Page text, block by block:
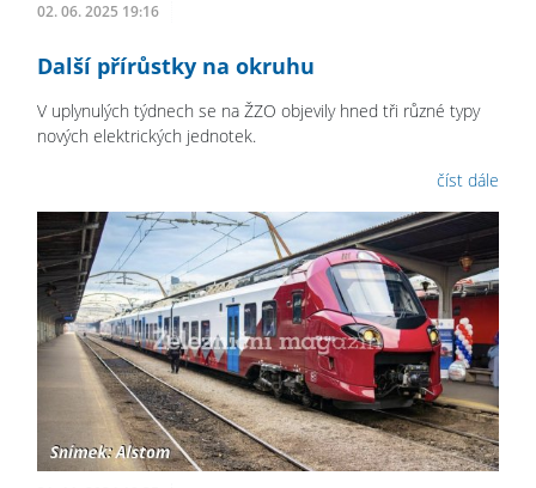
02. 06. 2025 19:16
Další přírůstky na okruhu
V uplynulých týdnech se na ŽZO objevily hned tři různé typy
nových elektrických jednotek.
číst dále